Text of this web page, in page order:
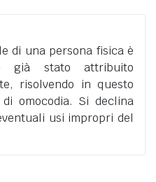
di una persona fisica è
già stato attribuito
risolvendo in questo
omocodia. Si declina
usi impropri del